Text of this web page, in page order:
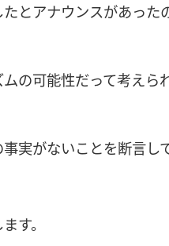
とアナウンスがあっ
の可能性だって考え
実がないことを断言し
す。